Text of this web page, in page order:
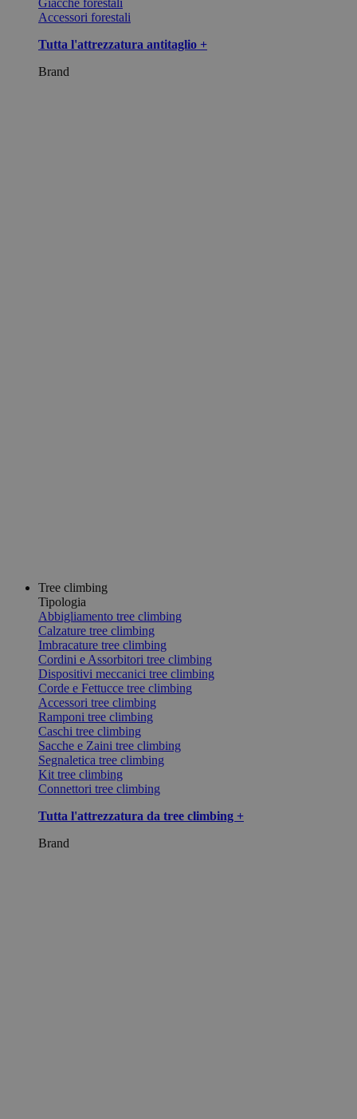
Giacche forestali
Accessori forestali
Tutta l'attrezzatura antitaglio +
Brand
Tree climbing
Tipologia
Abbigliamento tree climbing
Calzature tree climbing
Imbracature tree climbing
Cordini e Assorbitori tree climbing
Dispositivi meccanici tree climbing
Corde e Fettucce tree climbing
Accessori tree climbing
Ramponi tree climbing
Caschi tree climbing
Sacche e Zaini tree climbing
Segnaletica tree climbing
Kit tree climbing
Connettori tree climbing
Tutta l'attrezzatura da tree climbing +
Brand